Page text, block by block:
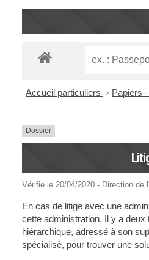
Accueil particuliers > Papiers
Dossier
Vérifié le 20/04/2020 - Direction de
En cas de litige avec une
cette administration. Il y a
hiérarchique, adressé à son
spécialisé, pour trouver une